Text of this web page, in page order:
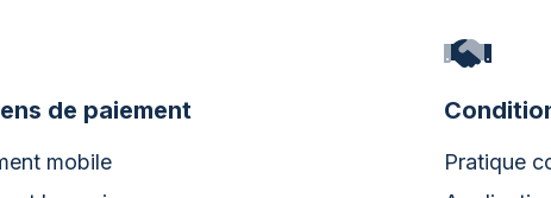
de paiement
mobile
Pratique